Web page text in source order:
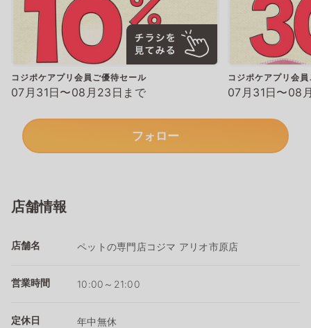
コジポケアプリ会員ご優待セール
07月31日〜08月23日まで
コジポケアプリ会
07月31日〜08
フォロー
店舗情報
店舗名 ペットの専門店コジマ アリオ市原店
営業時間 10:00～21:00
定休日 年中無休